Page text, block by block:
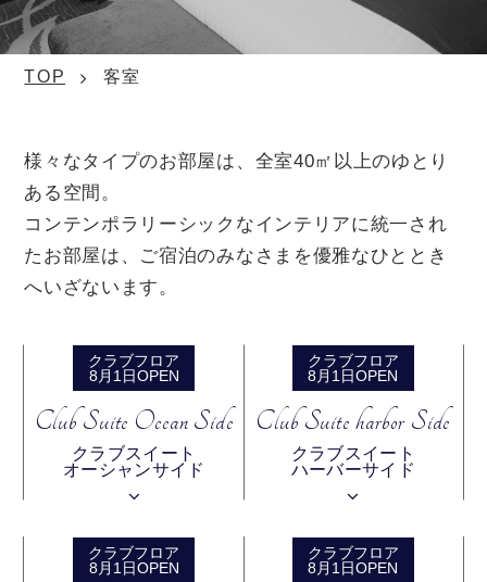
TOP 客室
様々なタイプのお部屋は、全室40㎡以上のゆとり
ある空間。
コンテンポラリーシックなインテリアに統一され
たお部屋は、ご宿泊のみなさまを優雅なひととき
へいざないます。
クラブフロア
8月1日OPEN
Club Suite Ocean Side
クラブスイート
オーシャンサイド
クラブフロア
8月1日OPEN
Club Suite harbor Side
クラブスイート
ハーバーサイド
クラブフロア
8月1日OPEN
クラブフロア
8月1日OPEN